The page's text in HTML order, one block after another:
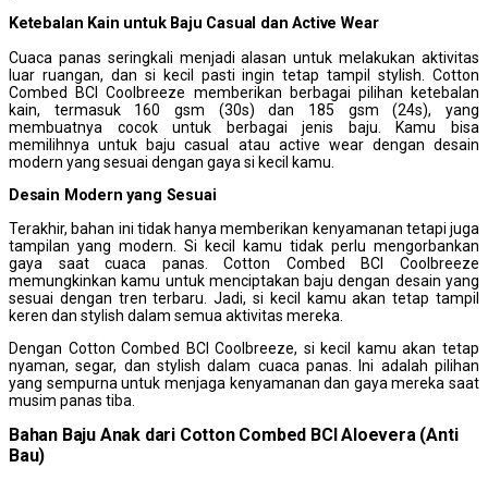
Ketebalan Kain untuk Baju Casual danActiveWear
Cuaca panas seringkali menjadi alasan untuk melakukan aktivitas
luar ruangan, dan si kecil pasti ingin tetap tampil stylish. Cotton
Combed BCI Coolbreeze memberikan berbagai pilihan ketebalan
kain, termasuk 160 gsm (30s) dan 185 gsm (24s), yang
membuatnya cocok untuk berbagai jenis baju. Kamu bisa
memilihnya untuk baju casual atau active wear dengan desain
modern yang sesuai dengan gaya si kecil kamu.
Desain M odern yang Sesuai
Terakhir, bahan ini tidak hanya memberikan kenyamanan tetapi juga
tampilan yang modern. Si kecil kamu tidak perlu mengorbankan
gaya saat cuaca panas. Cotton Combed BCI Coolbreeze
memungkinkan kamu untuk menciptakan baju dengan desain yang
sesuai dengan tren terbaru. Jadi, si kecil kamu akan tetap tampil
keren dan stylish dalam semua aktivitas mereka.
Dengan Cotton Combed BCI Coolbreeze, si kecil kamu akan tetap
nyaman, segar, dan stylish dalam cuaca panas. Ini adalah pilihan
yang sempurna untuk menjaga kenyamanan dan gaya mereka saat
musim panas tiba.
Bahan Baju Anak dari Cotton Combed BCI Aloevera (Anti
Bau)